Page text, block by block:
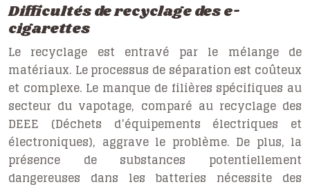
Difficultés de recyclage des e-
cigarettes
Le recyclage est entravé par le mélange de
matériaux. Le processus de séparation est coûteux
et complexe. Le manque de filières spécifiques au
secteur du vapotage, comparé au recyclage des
DEEE (Déchets d’équipements électriques et
électroniques), aggrave le problème. De plus, la
présence de substances potentiellement
dangereuses dans les batteries nécessite des